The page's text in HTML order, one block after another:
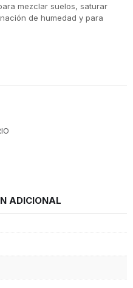
mezclar suelos, saturar
de humedad y para
ADICIONAL